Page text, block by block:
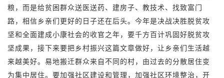
粮，而是给贫困群众送医送药、建房子、教技术、找致富门
路，相信乡亲们更好的日子还在后头。今年是决战决胜脱贫攻
坚和全面建成小康社会的收官之年，要千方百计巩固好脱贫攻
坚成果，接下来要把乡村振兴这篇文章做好，让乡亲们生活越
来越美好。易地搬迁群众来自不同的村，由过去的分散居住变
为集中居住。要加强社区建设和管理，加强社区环境整治，开